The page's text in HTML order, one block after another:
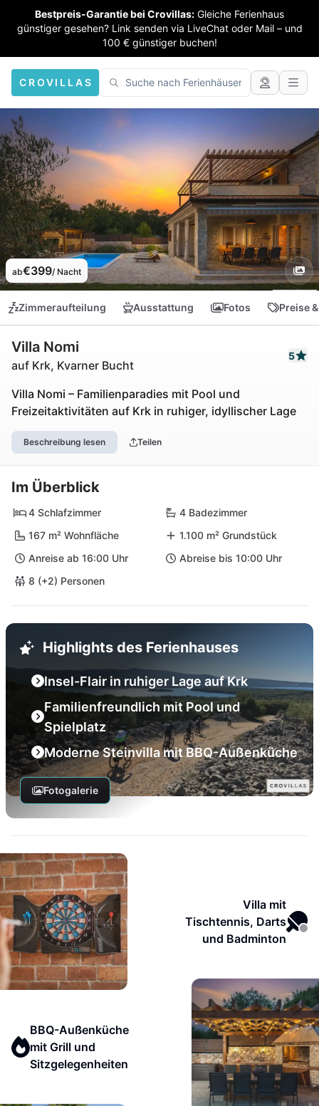
Bestpreis-Garantie bei Crovillas: Gleiche Ferienhaus
günstiger gesehen? Link senden via LiveChat oder Mail – und
100 € günstiger buchen!
CROVILLAS
ab€399/ Nacht
Zimmeraufteilung Ausstattung Fotos Preise
Villa Nomi
auf Krk, Kvarner Bucht
5
Villa Nomi – Familienparadies mit Pool und
Freizeitaktivitäten auf Krk in ruhiger, idyllischer Lage
Beschreibung lesen Teilen
Im Überblick
4 Schlafzimmer
4 Badezimmer
167 m² Wohnfläche
1.100 m² Grundstück
Anreise ab 16:00 Uhr
Abreise bis 10:00 Uhr
8 (+2) Personen
Highlights des Ferienhauses
Insel-Flair in ruhiger Lage auf Krk
Familienfreundlich mit Pool und
Spielplatz
Moderne Steinvilla mit BBQ-Außenküche
Fotogalerie
Villa mit
Tischtennis, Darts
und Badminton
BBQ-Außenküche
mit Grill und
Sitzgelegenheiten